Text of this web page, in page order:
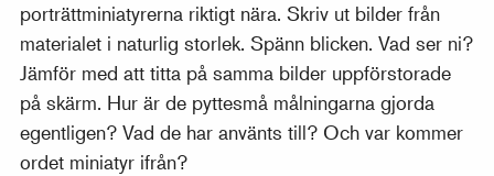
porträttminiatyrerna riktigt nära. Skriv ut bilder från
materialet i naturlig storlek. Spänn blicken. Vad ser ni?
Jämför med att titta på samma bilder uppförstorade
på skärm. Hur är de pyttesmå målningarna gjorda
egentligen? Vad de har använts till? Och var kommer
ordet miniatyr ifrån?